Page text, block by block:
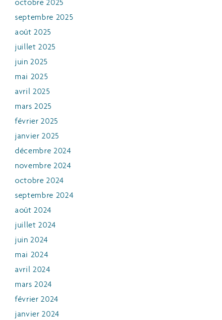
octobre 2025
septembre 2025
août 2025
juillet 2025
juin 2025
mai 2025
avril 2025
mars 2025
février 2025
janvier 2025
décembre 2024
novembre 2024
octobre 2024
septembre 2024
août 2024
juillet 2024
juin 2024
mai 2024
avril 2024
mars 2024
février 2024
janvier 2024